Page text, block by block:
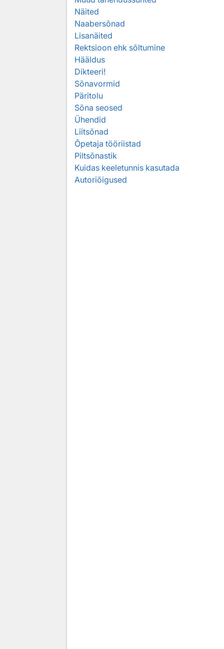
Näited
Naabersõnad
Lisanäited
Rektsioon ehk sõltumine
Hääldus
Dikteeri!
Sõnavormid
Päritolu
Sõna seosed
Ühendid
Liitsõnad
Õpetaja tööriistad
Piltsõnastik
Kuidas keeletunnis kasutada
Autoriõigused